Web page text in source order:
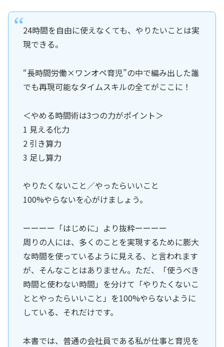
24時間を自由に使えなくても、やりたいことは実
現できる。
“長時間労働×ワンオペ育児”の中で編み出した誰
でも再現可能なタイムスキルの全てがここに！
＜やめる時間術は3つの力がポイント＞
1 見える化力
2 引き算力
3 足し算力
やりたくないこと／やったらいいこと
100%やらないを心がけましょう。
ーーーー「はじめに」より抜粋ーーーー
周りの人には、多くのことを実現するために膨大
な時間を使っているように見える、と言われます
が、そんなことはありません。ただ、「使うべき
時間と使わない時間」を分けて「やりたくないこ
ととやったらいいこと」を100%やらないように
している、それだけです。
本書では、普通の会社員である私が仕事と育児を